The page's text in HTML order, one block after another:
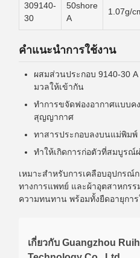
309140-
30
50shore
A
1.07g/
คำแนะนำการใช้งาน
ผสมส่วนประกอบ 9140-30
มวลให้เข้ากัน
ทำการขจัดฟองอากาศแบบค
สุญญากาศ
ทาสารประกอบลงบนแม่พิมพ์
ทำให้เกิดการก่อตัวที่สมบูรณ์
เหมาะสำหรับการเคลือบอุปกรณ์
ทางการแพทย์ และผ้าอุตสาหกร
ความทนทาน พร้อมทั้งยืดอายุกา
เกี่ยวกับ Guangzhou